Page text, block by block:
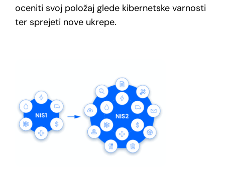
oceniti svoj položaj glede kibernetske varnosti
ter sprejeti noveukrepe.